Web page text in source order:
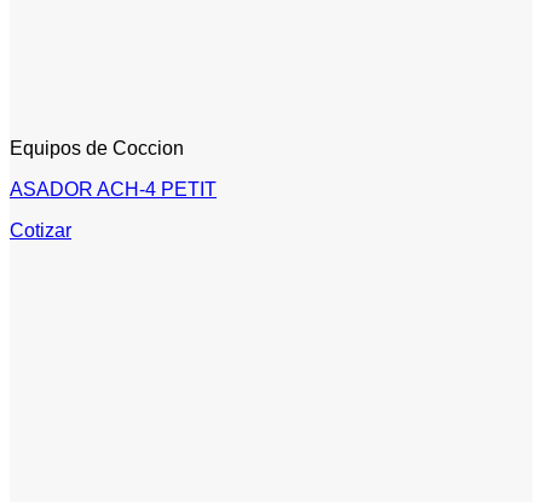
Equipos de Coccion
ASADOR ACH-4 PETIT
Cotizar